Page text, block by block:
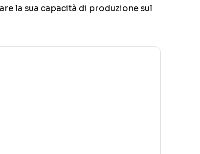
la sua capacità di produzione sul